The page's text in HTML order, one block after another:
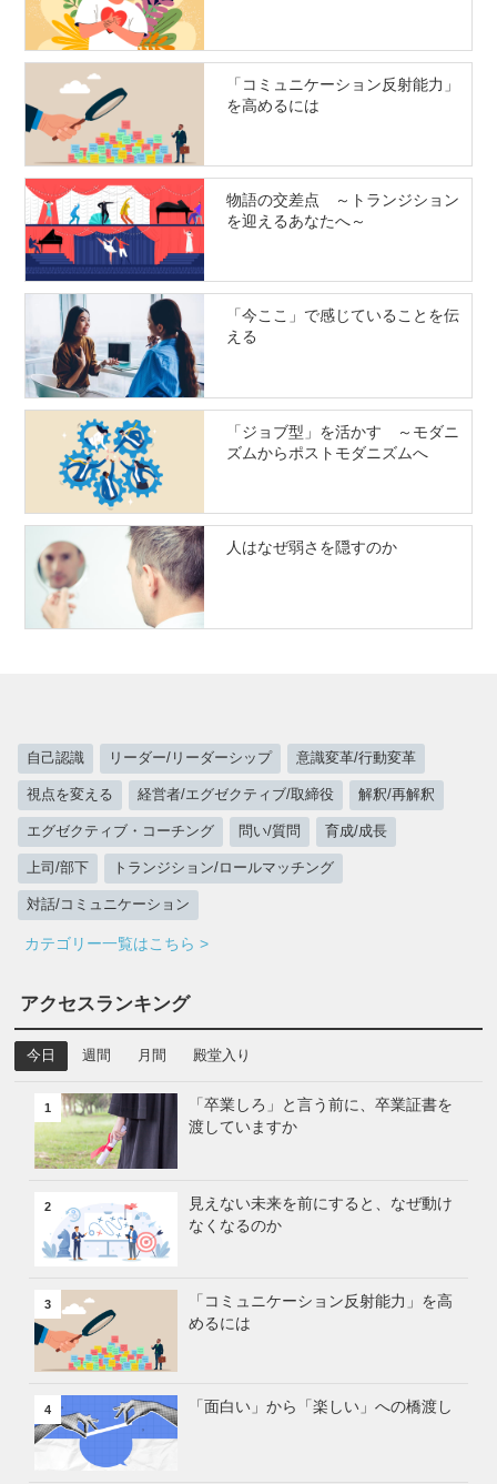
「コミュニケーション反射能力」
を高めるには
物語の交差点 ～トランジション
を迎えるあなたへ～
「今ここ」で感じていることを伝
える
「ジョブ型」を活かす ～モダニ
ズムからポストモダニズムへ
人はなぜ弱さを隠すのか
自己認識 リーダー/リーダーシップ 意識変革/行動変革
視点を変える 経営者/エグゼクティブ/取締役 解釈/再解釈
エグゼクティブ・コーチング 問い/質問 育成/成長
上司/部下 トランジション/ロールマッチング
対話/コミュニケーション
カテゴリー一覧はこちら >
アクセスランキング
今日 週間 月間 殿堂入り
1
「卒業しろ」と言う前に、卒業証書を
渡していますか
2
見えない未来を前にすると、なぜ動け
なくなるのか
3
「コミュニケーション反射能力」を高
めるには
4 「面白い」から「楽しい」への橋渡し